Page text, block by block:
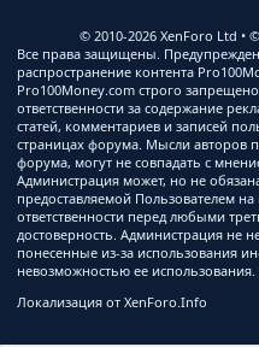
© 2010-2026 XenForo Ltd
Все права защищены.
распространение контента
Pro100Money.com строго
ответственности за содержание
статей, комментариев и записей
страницах форума. Мысли авторов
форума, могут не совпадать с
Администрация может, но не
предоставляемой Пользователем
ответственности перед любыми
достоверность. Администрация не
понесенные из-за использования
невозможностью ее использования.
Локализация от XenForo.Info